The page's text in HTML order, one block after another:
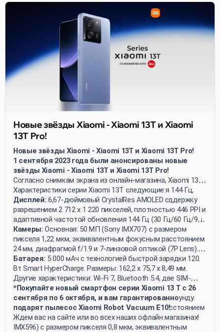
Новые звёзды Xiaomi - Xiaomi 13T и Xiaomi
13T Pro!
Новые звёзды Xiaomi - Xiaomi 13T и Xiaomi 13T Pro!
1 сентября 2023 года были анонсированы новые
звёзды Xiaomi - Xiaomi 13T и Xiaomi 13T Pro!
Согласно снимкам экрана из онлайн-магазина, Xiaomi 13T
получил AMOLED-экран с частотой обновления 144 Гц,
камеру Leica, батарею ёмкостью 5000 мАч и поддержку
быстрой зарядки 67 Вт. Xiaomi 13T Pro также
поддерживает быструю зарядку мощностью 120 Вт. Оба
смартфона работают на платформе MIUI 14 и
поставляются с прилагаемыми зарядными устройствами.
Характеристики серии Xiaomi 13T следующие:
Дисплей:6,67-дюймовый CrystalRes AMOLED с
разрешением 2 712 x 1 220 пикселей, плотностью 446 PPI и
адаптивной частотой обновления 144 Гц (30 Гц/60 Гц/90
Гц/120 Гц/144 Гц). Типичная яркость составляет 500
нитов, с максимальной яркостью HBM 1 200 нитов и
пиковой 2 600 нитов. Экран охватывает 100% цветовой
гаммы DCI-P3 и поддерживает 10-битную глубину цвета.
Камеры: Основная: 50 МП (Sony IMX707) с размером
пикселя 1,22 мкм, эквивалентным фокусным расстоянием
24 мм, диафрагмой f/1.9 и 7-линзовой оптикой (7P Lens).
Телеобъектив: 50 МП (Omnivision OV50D) с оптическим
увеличением 2x, размером пикселя 0,61 мкм,
эквивалентным фокусным расстоянием 50 мм,
диафрагмой f/1.9 и 5-линзовой оптикой (5P Lens).
Широкоугольная: 13 МП (Omnivision OV13B) с размером
пикселя 1,12 мкм, эквивалентным фокусным расстоянием
15 мм и диафрагмой f/2.2. Фронтальная: 20 МП (Sony
IMX596) с размером пикселя 0,8 мкм, эквивалентным
Батарея: 5 000 мАч с технологией быстрой зарядки 120
Вт Smart HyperCharge. Размеры: 162,2 x 75,7 x 8,49 мм.
Другие характеристики: Wi-Fi 7, Bluetooth 5.4, две SIM-
карты, сертификация IP68 для водонепроницаемости и
пылезащиты, запись видео 4K при 30 кадрах в секунду.
*Покупайте новый смартфон серии Xiaomi 13 T с 26
сентября по 6 октября, и вам гарантированно
подарят пылесос Xiaomi Robot Vacuum E10!
Ждем вас на сайте или во всех наших офлайн магазинах!